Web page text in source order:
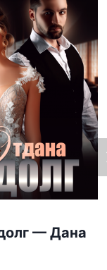
— Дана